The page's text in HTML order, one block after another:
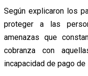
Según explicaron los
proteger a las
amenazas que
cobranza con
incapacidad de pago